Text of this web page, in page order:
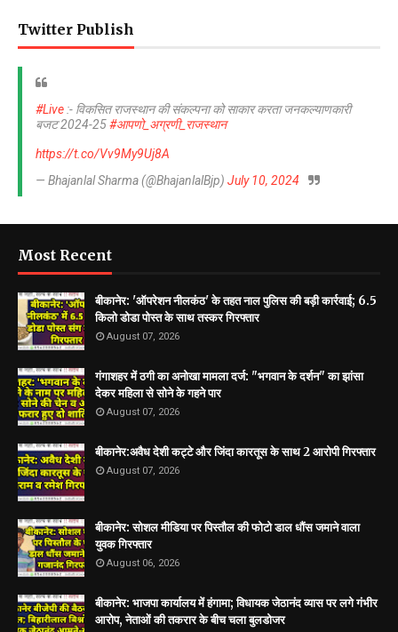
Twitter Publish
#Live :- विकसित राजस्थान की संकल्पना को साकार करता जनकल्याणकारी
बजट 2024-25#आपणो_अग्रणी_राजस्थान
https://t.co/Vv9My9Uj8A
— Bhajanlal Sharma (@BhajanlalBjp) July 10, 2024
Most Recent
बीकानेर: 'ऑपरेशन नीलकंठ' के तहत नाल पुलिस की बड़ी कार्रवाई; 6.5
किलो डोडा पोस्त के साथ तस्कर गिरफ्तार
August 07, 2026
गंगाशहर में ठगी का अनोखा मामला दर्ज: "भगवान के दर्शन" का झांसा
देकर महिला से सोने के गहने पार
August 07, 2026
बीकानेर:अवैध देशी कट्टे और जिंदा कारतूस के साथ 2 आरोपी गिरफ्तार
August 07, 2026
बीकानेर: सोशल मीडिया पर पिस्तौल की फोटो डाल धौंस जमाने वाला
युवक गिरफ्तार
August 06, 2026
बीकानेर: भाजपा कार्यालय में हंगामा; विधायक जेठानंद व्यास पर लगे गंभीर
आरोप, नेताओं की तकरार के बीच चला बुलडोजर